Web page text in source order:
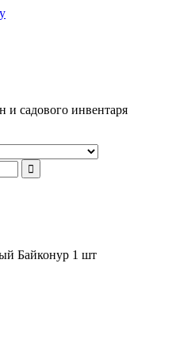
и садового инвентаря
Байконур 1 шт